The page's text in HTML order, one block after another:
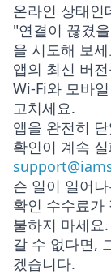
온라인 상태인
"연결이 끊겼
을 시도해 보
앱의 최신 버
Wi-Fi와 모바
고치세요.
앱을 완전히
확인이 계속
슨 일이 일어
확인 수수료가
불하지 마세요
갈 수 없다면,
겠습니다.